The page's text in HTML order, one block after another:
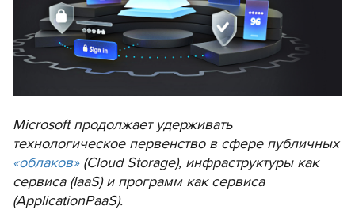
Microsoft продолжает удерживать
технологическое первенство в сфере публичных
«облаков»(Cloud Storage), инфраструктуры как
сервиса (IaaS) и программ как сервиса
(ApplicationPaaS).